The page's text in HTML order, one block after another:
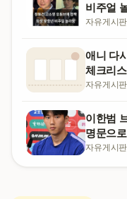
비주얼
자유게시판
애니 다
체크리
자유게시판
이한범
명문으
자유게시판